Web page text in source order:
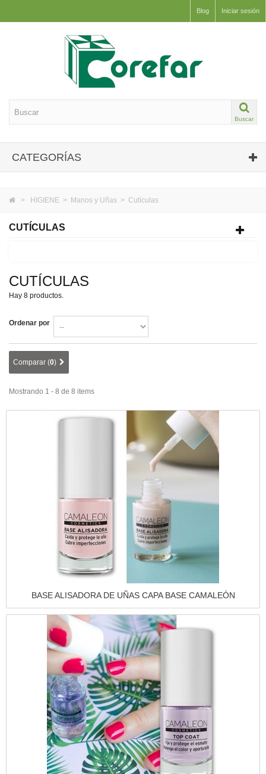
Iniciar sesión
Blog
Buscar
CATEGORÍAS
> HIGIENE > Manos y Uñas > Cutículas
CUTÍCULAS
CUTÍCULAS
Hay 8 productos.
Ordenar por
Comparar (0)
Mostrando 1 - 8 de 8 items
Vista rápida
BASE ALISADORA DE UÑAS CAPA BASE CAMALEÓN